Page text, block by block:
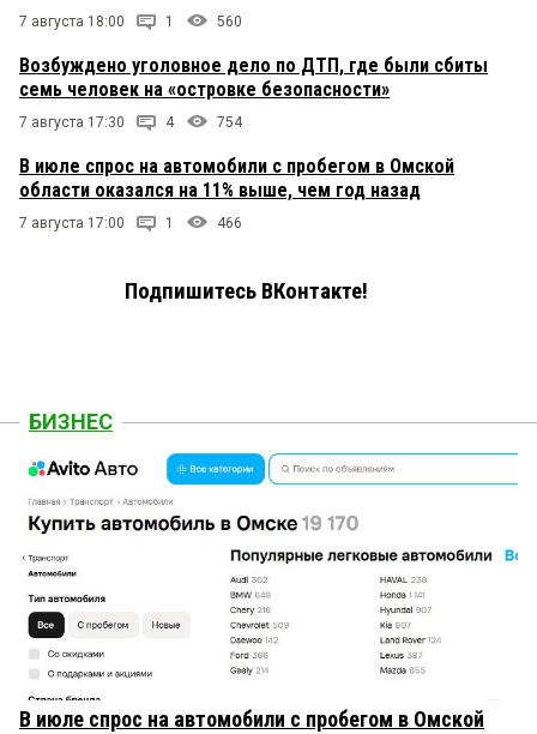
7 августа 18:00 1 560
Возбуждено уголовное дело по ДТП, где были сбиты
семь человек на «островке безопасности»
7 августа 17:30 4 754
В июле спрос на автомобили с пробегом в Омской
области оказался на 11% выше, чем год назад
7 августа 17:00 1 466
Подпишитесь ВКонтакте!
БИЗНЕС
В июле спрос на автомобили с пробегом в Омской